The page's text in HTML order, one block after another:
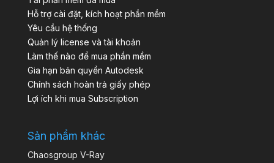
Hỗ trợ cài đặt, kích hoạt phần mềm
Yêu cầu hệ thống
Quản lý license và tài khoản
Làm thế nào để mua phần mềm
Gia hạn bản quyền Autodesk
Chính sách hoàn trả giấy phép
Lợi ích khi mua Subscription
Sản phẩm khác
Chaosgroup V-Ray